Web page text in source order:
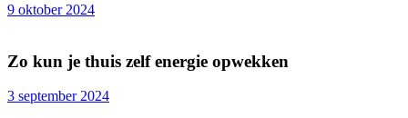
9 oktober 2024
Zo kun je thuis zelf energie opwekken
3 september 2024